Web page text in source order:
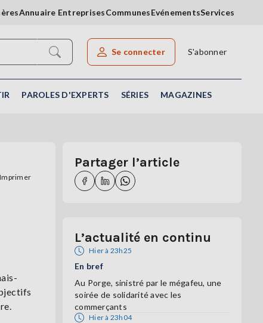
Annuaire EntreprisesCommunesEvénementsServices
Rechercher un article
Se connecter S'abonner
PAROLES D'EXPERTS SÉRIES MAGAZINES
Imprimer
Partager l’article
L’actualité en continu
Hier à 23h25
En bref
Au Porge, sinistré par le mégafeu, une
soirée de solidarité avec les
commerçants
Hier à 23h04